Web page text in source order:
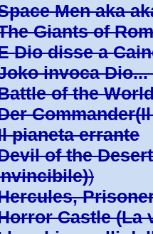
Men aka
Giants of
Dio disse a
invoca
of the
pianeta errante
of the
)
Castle (La